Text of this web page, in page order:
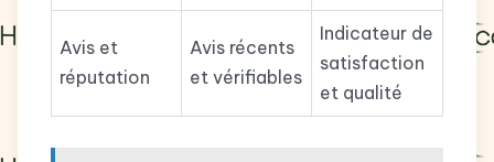
Avis et
réputation
Avis récents
et vérifiables
Indicateur de
satisfaction
et qualité